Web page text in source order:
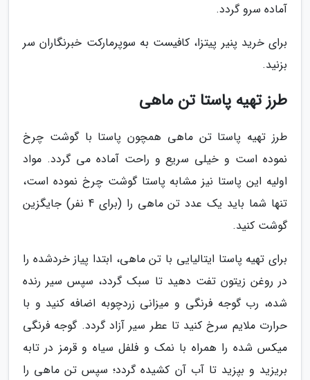
آماده سرو گردد.
برای خرید پنیر پیتزا، کافیست به سوپرمارکت خبرنگاران سر
بزنید.
طرز تهیه پاستا تن ماهی
طرز تهیه پاستا تن ماهی همچون پاستا با گوشت چرخ
نموده است و خیلی سریع و راحت آماده می گردد. مواد
اولیه این پاستا نیز مشابه پاستا گوشت چرخ نموده است،
تنها شما باید یک عدد تن ماهی را (برای 4 نفر) جایگزین
گوشت کنید.
برای تهیه پاستا ایتالیایی با تن ماهی، ابتدا پیاز خردشده را
در روغن زیتون تفت دهید تا سبک گردد، سپس سیر رنده
شده، رب گوجه فرنگی و میزانی زردچوبه اضافه کنید و با
حرارت ملایم سرخ کنید تا عطر سیر آزاد گردد. گوجه فرنگی
میکس شده را همراه با نمک و فلفل سیاه و قرمز در تابه
بریزید و بپزید تا آب آن کشیده گردد؛ سپس تن ماهی را